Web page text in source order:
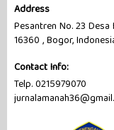
Address
Pesantren No. 23
16360 , Bogor,
Contact Info:
Telp. 0215979070